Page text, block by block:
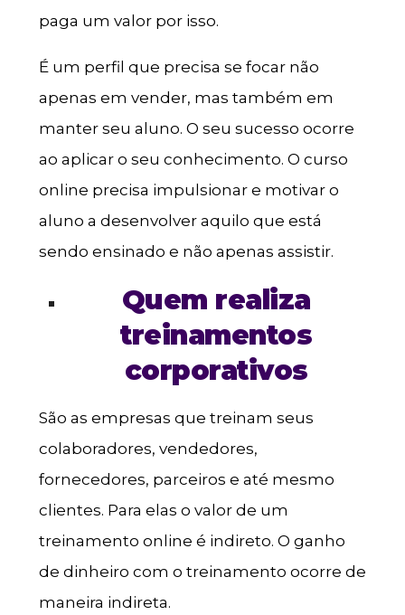
paga um valor por isso.
É um perfil que precisa se focar não
apenas em vender, mas também em
manter seu aluno. O seu sucesso ocorre
ao aplicar o seu conhecimento. O curso
online precisa impulsionar e motivar o
aluno a desenvolver aquilo que está
sendo ensinado e não apenas assistir.
Quem realiza
treinamentos
corporativos
São as empresas que treinam seus
colaboradores, vendedores,
fornecedores, parceiros e até mesmo
clientes. Para elas o valor de um
treinamento online é indireto. O ganho
de dinheiro com o treinamento ocorre de
maneira indireta.